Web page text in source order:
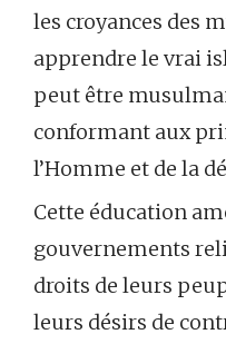
les croyances des
apprendre le vrai
peut être
conformant aux
l’Homme et de la
Cette éducation
gouvernements
droits de leurs
leurs désirs de